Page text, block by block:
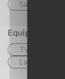
Sala de
Equipos
TV
Lave linge